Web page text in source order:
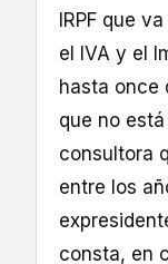
IRPF que
el IVA y el
hasta once
que no
consultora
entre los
consta, en